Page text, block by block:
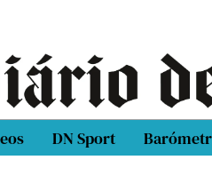
DN Sport